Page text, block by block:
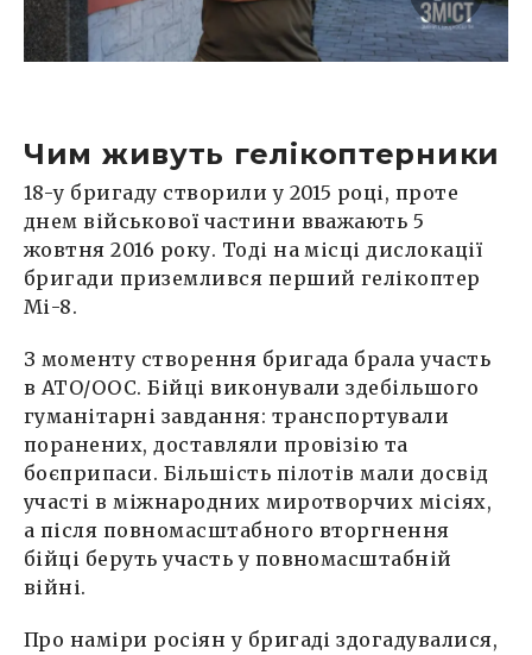
Чим живуть гелікоптерники
18-у бригаду створили у 2015 році, проте
днем військової частини вважають 5
жовтня 2016 року. Тоді на місці дислокації
бригади приземлився перший гелікоптер
Мі-8.
З моменту створення бригада брала участь
в АТО/ООС. Бійці виконували здебільшого
гуманітарні завдання: транспортували
поранених, доставляли провізію та
боєприпаси. Більшість пілотів мали досвід
участі в міжнародних миротворчих місіях,
а після повномасштабного вторгнення
бійці беруть участь у повномасштабній
війні.
Про наміри росіян у бригаді здогадувалися,